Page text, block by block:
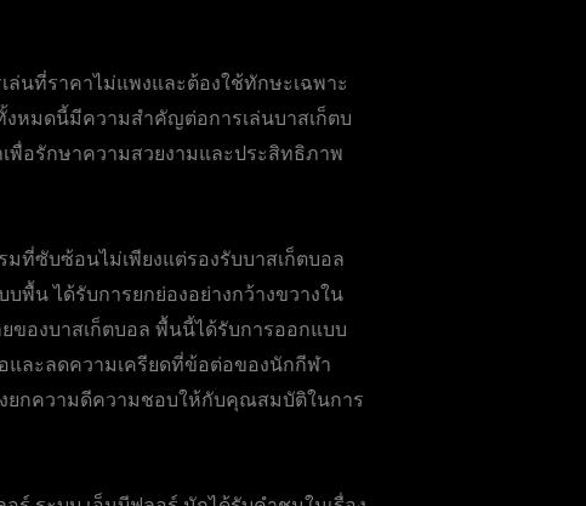
ล่นที่ราคาไม่แพงและต้องใช้ทักษะเฉพาะ
งหมดนี้มีความสำคัญต่อการเล่นบาสเก็ตบ
พื่อรักษาความสวยงามและประสิทธิภาพ
ที่ซับซ้อนไม่เพียงแต่รองรับบาสเก็ตบอล
พื้น ได้รับการยกย่องอย่างกว้างขวางใน
ของบาสเก็ตบอล พื้นนี้ได้รับการออกแบบ
และลดความเครียดที่ข้อต่อของนักกีฬา
งยกความดีความชอบให้กับคุณสมบัติในการ